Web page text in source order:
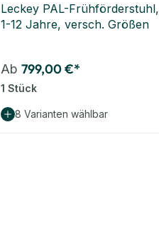
Leckey PAL-Frühförderstuhl,
1-12 Jahre, versch. Größen
Ab 799,00 €*
1 Stück
8 Varianten wählbar